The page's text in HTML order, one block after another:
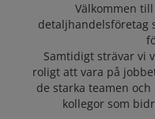
Välkommen till
detaljhandelsföretag
Samtidigt strävar vi
roligt att vara på
de starka teamen
kollegor som